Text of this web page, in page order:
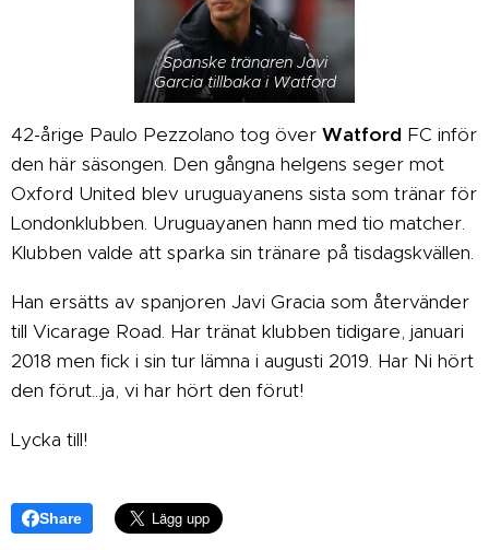
Spanske tränaren Javi
Garcia tillbaka i Watford
42-årige Paulo Pezzolano tog över Watford FC inför
den här säsongen. Den gångna helgens seger mot
Oxford United blev uruguayanens sista som tränar för
Londonklubben. Uruguayanen hann med tio matcher.
Klubben valde att sparka sin tränare på tisdagskvällen.
Han ersätts av spanjoren Javi Gracia som återvänder
till Vicarage Road. Har tränat klubben tidigare, januari
2018 men fick i sin tur lämna i augusti 2019. Har Ni hört
den förut...ja, vi har hört den förut!
Lycka till!
Share